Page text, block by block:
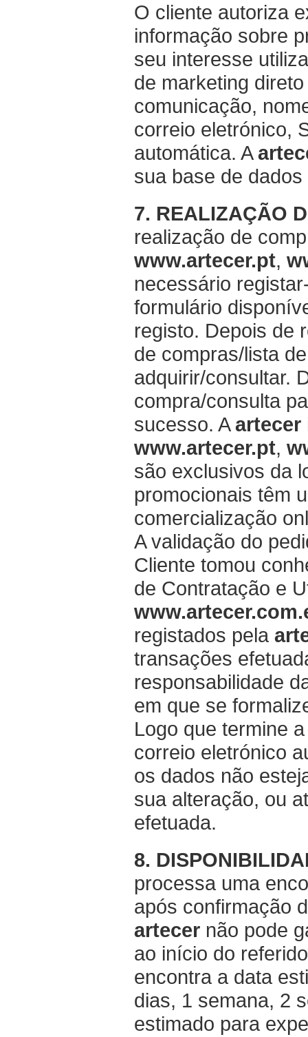
O cliente autoriza
informação sobre
seu interesse
de marketing
comunicação,
correio eletrónico,
automática. A
sua base de
7. REALIZAÇÃO
realização de
www.artecer.pt,
necessário
formulário
registo. Depois de
de compras/lista
adquirir/consultar.
compra/consulta
sucesso. Aartecer
www.artecer.pt,
são exclusivos da
promocionais têm
comercialização
A validação do
Cliente tomou
de Contratação e
registados pela
transações
responsabilidade
em que se
Logo que termine
correio eletrónico
os dados não
sua alteração, ou
efetuada.
8.
processa uma
após confirmação
artecer não pode
ao início do
encontra a data
dias, 1 semana, 2
estimado para